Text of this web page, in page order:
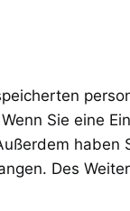
Sie eine
haben
Des